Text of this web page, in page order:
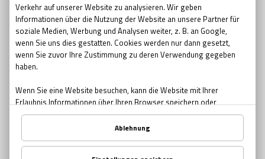
möglichkeiten entwicklung gefahr
fragen
wissenschaft
gesellschaft
überlegungen
Palmyra Atoll
Paranormal
Paradies
Geschichte Seefahrt
Myteriös
gespenstisches Abenteuer